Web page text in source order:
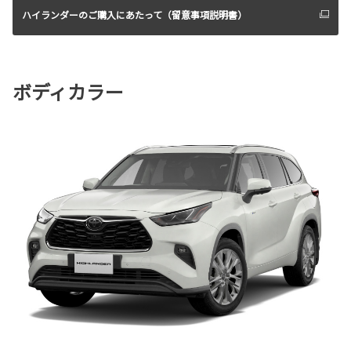
ハイランダーのご購入にあたって（留意事項説明書）
ボディカラー